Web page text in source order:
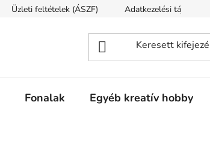
Üzleti feltételek (ÁSZF) Adatkezelési tájékoztató
Fonalak Egyéb kreatív hobby